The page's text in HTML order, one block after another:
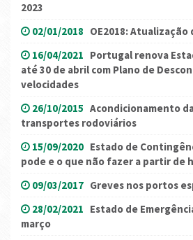
2023
02/01/2018 OE2018: Atualização
16/04/2021 Portugal renova
até 30 de abril com Plano de
velocidades
26/10/2015 Acondicionamento
transportes rodoviários
15/09/2020 Estado de
pode e o que não fazer a partir de
09/03/2017 Greves nos portos
28/02/2021 Estado de
março